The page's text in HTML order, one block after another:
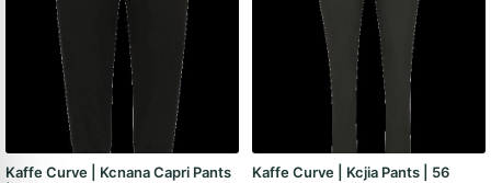
Kaffe Curve | Kcnana Capri Pants
Kaffe Curve | Kcjia Pants | 56